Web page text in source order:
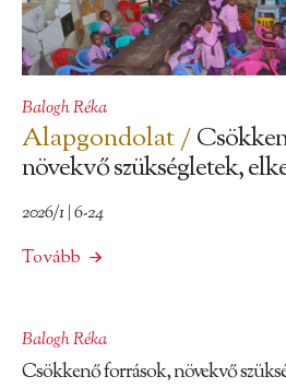
Balogh Réka
Alapgondolat /
növekvő szükségletek,
2026/1 | 6-24
Tovább
Balogh Réka
Csökkenő források, növekvő